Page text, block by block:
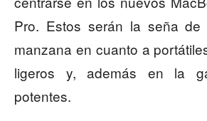
Pro. Estos serán la seña de
manzana en cuanto a
ligeros y, además en la
potentes.